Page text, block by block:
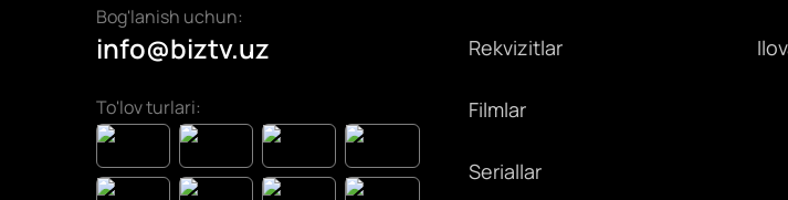
Bog'lanish uchun:
info@biztv.uz
To'lov turlari:
Rekvizitlar
Filmlar
Seriallar